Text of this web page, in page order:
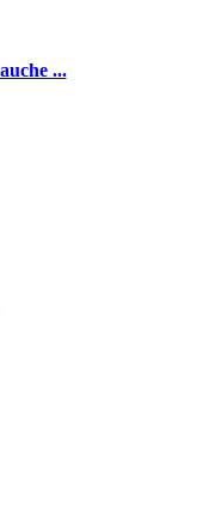
...